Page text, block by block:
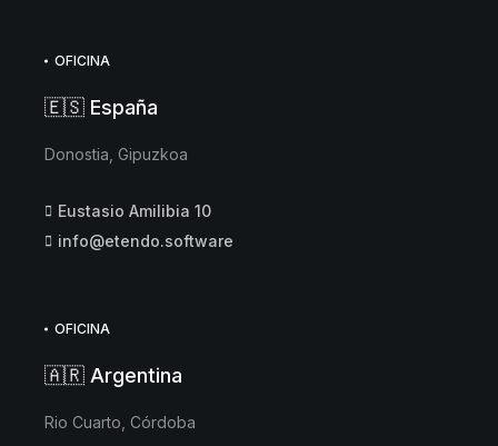
OFICINA
🇪🇸 España
Donostia, Gipuzkoa
Eustasio Amilibia 10
info@etendo.software
OFICINA
🇦🇷 Argentina
Rio Cuarto, Córdoba